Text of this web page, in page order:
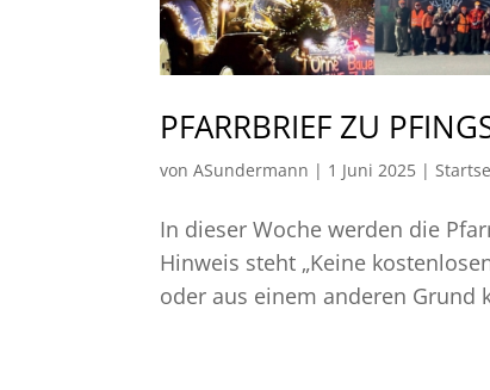
PFARRBRIEF ZU
vonASundermann | 1 Juni 2025 |
In dieser Woche werden die
Hinweis steht „Keine
oder aus einem anderen Grund